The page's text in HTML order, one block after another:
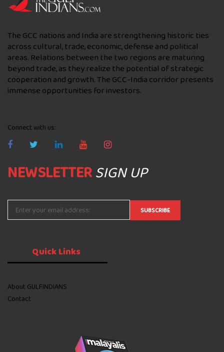
The GCC nations and India are strengthening historic ties
across cultural, trade, economic, defense and political
areas. Relations between the two regions are maturing
beyond trade, as they realize the potential of strategic
cooperation and growth. The GCC-India corridor presents
immense opportunities for investors.
Connect with us:
NEWSLETTERSIGN UP
QuickLinks
About GULFINDIANS
Contact